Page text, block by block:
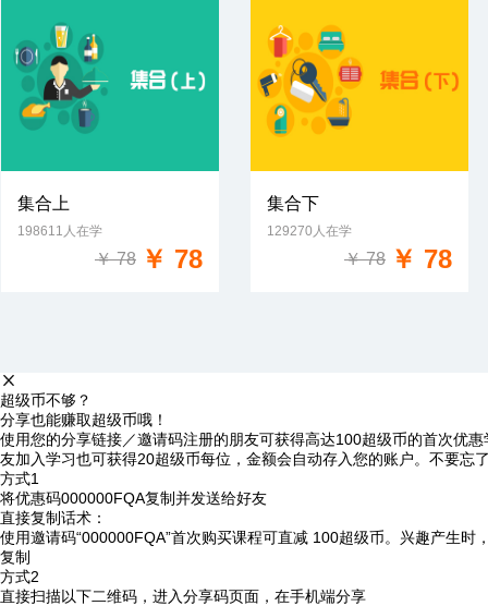
免费试学
集合上
198611人在学
￥ 78 ￥ 78
免费试学
集合下
129270人在学
￥ 78 ￥ 78
超级币不够？
分享也能赚取超级币哦！
使用您的分享链接／邀请码注册的朋友可获得高达100超级币的首次优
友加入学习也可获得20超级币每位，金额会自动存入您的账户。不要忘
方式1
将优惠码000000FQA复制并发送给好友
直接复制话术：
使用邀请码“000000FQA”首次购买课程可直减 100超级币。兴趣产生时
复制
方式2
直接扫描以下二维码，进入分享码页面，在手机端分享